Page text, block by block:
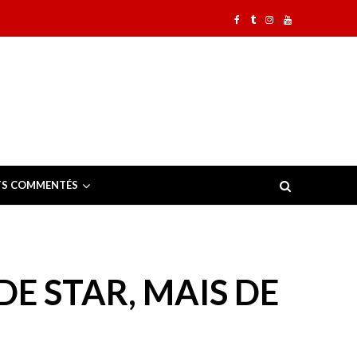
COMMENTÉS
STAR, MAIS DE